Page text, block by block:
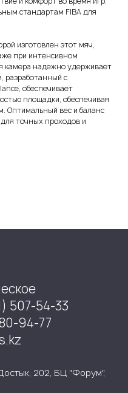
стандартам FIBA для
изготовлен этот мяч,
при интенсивном
камера надежно удерживает
разработанный с
обеспечивает
площадки, обеспечивая
Оптимальный вес и баланс
точных проходов и
507-54-33
94-77
202, БЦ "Форум",